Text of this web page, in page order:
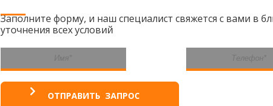
Заполните форму, и наш специалист свяжется с вами в
уточнения всех условий